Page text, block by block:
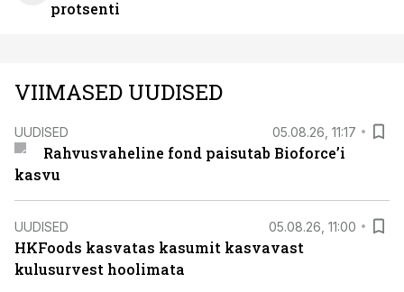
protsenti
VIIMASED UUDISED
UUDISED 05.08.26, 11:17
Rahvusvaheline fond paisutab Bioforce’i
kasvu
UUDISED 05.08.26, 11:00
HKFoods kasvatas kasumit kasvavast
kulusurvest hoolimata